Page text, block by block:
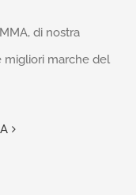
di nostra
migliori marche del